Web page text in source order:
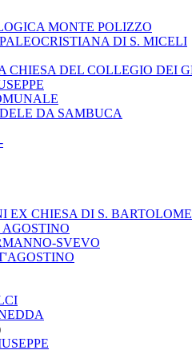
MONTE POLIZZO
DI S. MICELI
CHIESA DEL COLLEGIO DEI
DA SAMBUCA
EX CHIESA DI S.
AGOSTINO
SVEVO